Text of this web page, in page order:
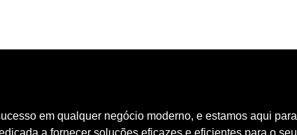
em qualquer negócio moderno, e estamos aqui
a fornecer soluções eficazes e eficientes para o